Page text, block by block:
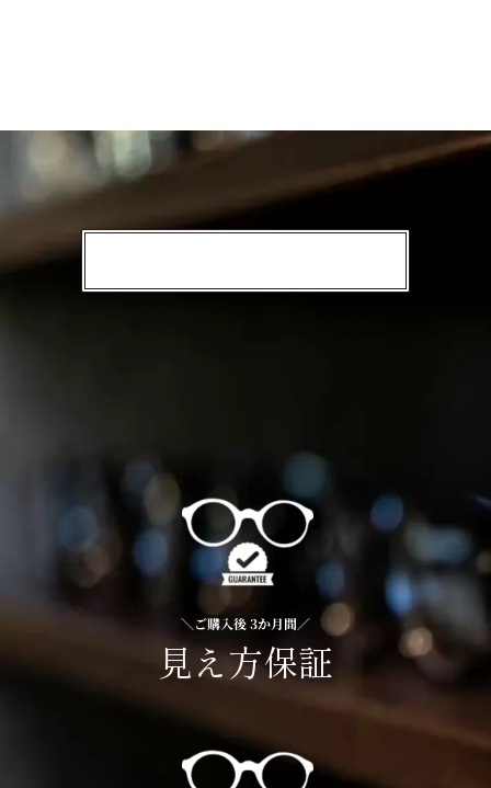
＼ご購入後 3か月間／
見え方保証